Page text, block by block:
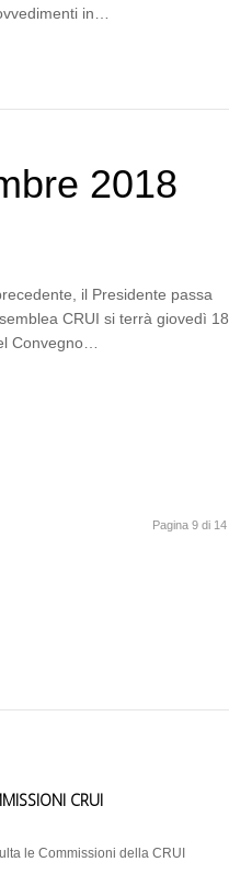
in…
2018
il Presidente passa
CRUI si terrà giovedì 18
Convegno…
Pagina 9 di 14
CRUI
le Commissioni della CRUI